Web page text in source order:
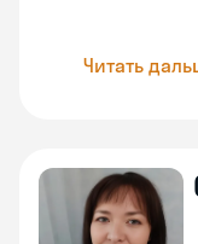
Читать